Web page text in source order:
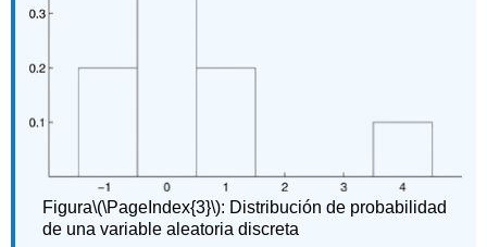
Figura\(\PageIndex{3}\): Distribución de probabilidad
de una variable aleatoria discreta